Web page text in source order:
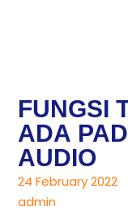
FUNGSI
ADA
AUDIO
24 February 2022
admin